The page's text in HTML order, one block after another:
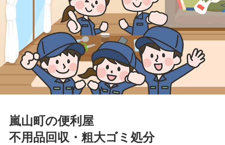
嵐山町の便利屋
不用品回収・粗大ゴミ処分